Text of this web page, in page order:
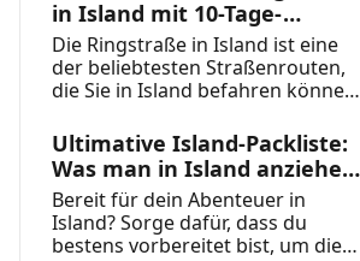
in Island mit 10-Tage-
Reiseroute
Die Ringstraße in Island ist eine
der beliebtesten Straßenrouten,
die Sie in Island befahren können,
Ultimative Island-Packliste:
Was man in Island anziehen
sollte
Bereit für dein Abenteuer in
Island? Sorge dafür, dass du
bestens vorbereitet bist, um die